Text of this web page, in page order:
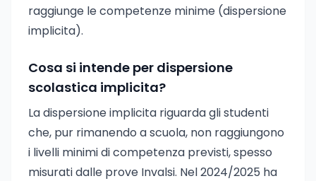
raggiunge le competenze minime (dispersione
implicita).
Cosa si intende per dispersione
scolastica implicita?
La dispersione implicita riguarda gli studenti
che, pur rimanendo a scuola, non raggiungono
i livelli minimi di competenza previsti, spesso
misurati dalle prove Invalsi. Nel 2024/2025 ha